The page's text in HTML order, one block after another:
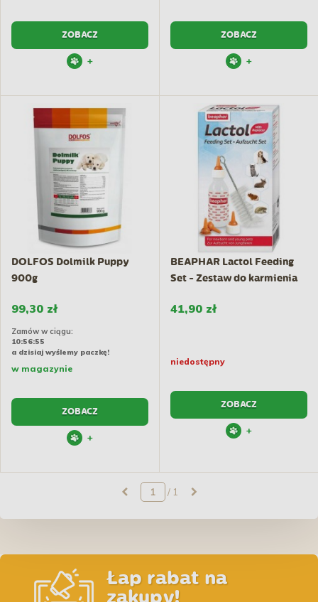
ZOBACZ
+
ZOBACZ
+
DOLFOS Dolmilk Puppy
900g
99,30 zł
Zamów w ciągu:
10:56:54
a dzisiaj wyślemy paczkę!
w magazynie
ZOBACZ
+
BEAPHAR Lactol Feeding
Set - Zestaw do karmienia
41,90 zł
niedostępny
ZOBACZ
+
/ 1
Łap rabat na
zakupy!